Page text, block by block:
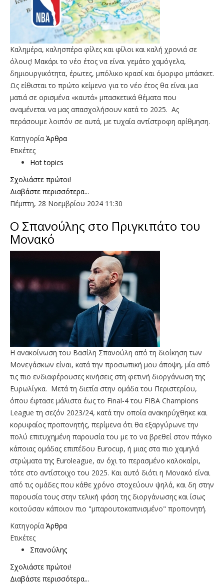
Kαλημέρα, καλησπέρα φίλες και φίλοι και καλή χρονιά σε
όλους! Μακάρι το νέο έτος να είναι γεμάτο χαμόγελα,
δημιουργικότητα, έρωτες, μπόλικο κρασί και όμορφο μπάσκετ.
Ως είθισται το πρώτο κείμενο για το νέο έτος θα είναι μια
ματιά σε ορισμένα «καυτά» μπασκετικά θέματα που
αναμένεται να μας απασχολήσουν κατά το 2025. Ας
περάσουμε λοιπόν σε αυτά, με τυχαία αντίστροφη αρίθμηση.
Κατηγορία Άρθρα
Ετικέτες
Hot topics
Σχολιάστε πρώτοι!
Διαβάστε περισσότερα...
Πέμπτη, 28 Νοεμβρίου 2024 11:30
Ο Σπανούλης στο Πριγκιπάτο του
Μονακό
Η ανακοίνωση του Βασίλη Σπανούλη από τη διοίκηση των
Μονεγάσκων είναι, κατά την προσωπική μου άποψη, μία από
τις πιο ενδιαφέρουσες κινήσεις στη φετινή διοργάνωση της
Ευρωλίγκα. Μετά τη διετία στην ομάδα του Περιστερίου,
όπου έφτασε μάλιστα έως το Final-4 του FIBA Champions
League τη σεζόν 2023/24, κατά την οποία ανακηρύχθηκε και
κορυφαίος προπονητής, περίμενα ότι θα εξαργύρωνε την
πολύ επιτυχημένη παρουσία του με το να βρεθεί στον πάγκο
κάποιας ομάδας επιπέδου Eurocup, ή μιας στα πιο χαμηλά
στρώματα της Euroleague, αν όχι το περασμένο καλοκαίρι,
τότε στο αντίστοιχο του 2025. Και αυτό διότι η Μονακό είναι
από τις ομάδες που κάθε χρόνο στοχεύουν ψηλά, και δη στην
παρουσία τους στην τελική φάση της διοργάνωσης και ίσως
κοιτούσαν κάποιον πιο "μπαρουτοκαπνισμένο" προπονητή.
Κατηγορία Άρθρα
Ετικέτες
Σπανούλης
Σχολιάστε πρώτοι!
Διαβάστε περισσότερα...